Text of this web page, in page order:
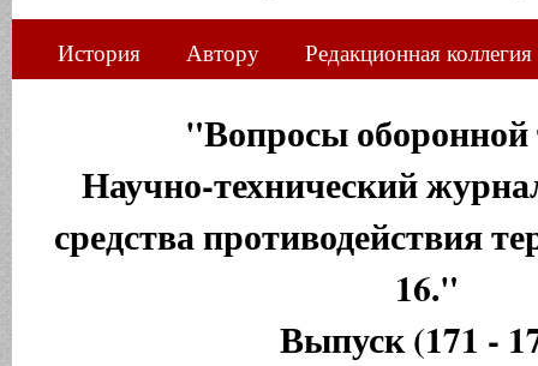
История Автору Редакционная коллегия
"Вопросы оборонной
Научно-технический
средства противодействия
16."
Выпуск (171 -